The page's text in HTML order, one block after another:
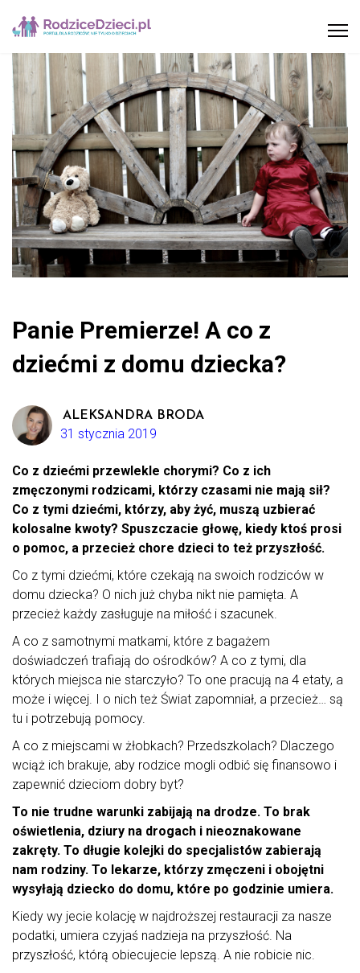
Panie Premierze! A co z
dziećmi z domu dziecka?
ALEKSANDRA BRODA
31 stycznia 2019
Co z dziećmi przewlekle chorymi? Co z ich
zmęczonymi rodzicami, którzy czasami nie mają sił?
Co z tymi dziećmi, którzy, aby żyć, muszą uzbierać
kolosalne kwoty? Spuszczacie głowę, kiedy ktoś prosi
o pomoc, a przecież chore dzieci to też przyszłość.
Co z tymi dziećmi, które czekają na swoich rodziców w
domu dziecka? O nich już chyba nikt nie pamięta. A
przecież każdy zasługuje na miłość i szacunek.
A co z samotnymi matkami, które z bagażem
doświadczeń trafiają do ośrodków? A co z tymi, dla
których miejsca nie starczyło? To one pracują na 4 etaty, a
może i więcej. I o nich też Świat zapomniał, a przecież… są
tu i potrzebują pomocy.
A co z miejscami w żłobkach? Przedszkolach? Dlaczego
wciąż ich brakuje, aby rodzice mogli odbić się finansowo i
zapewnić dzieciom dobry byt?
To nie trudne warunki zabijają na drodze. To brak
oświetlenia, dziury na drogach i nieoznakowane
zakręty. To długie kolejki do specjalistów zabierają
nam rodziny. To lekarze, którzy zmęczeni i obojętni
wysyłają dziecko do domu, które po godzinie umiera.
Kiedy wy jecie kolację w najdroższej restauracji za nasze
podatki, umiera czyjaś nadzieja na przyszłość. Na
przyszłość, którą obiecujecie lepszą. A nie robicie nic.